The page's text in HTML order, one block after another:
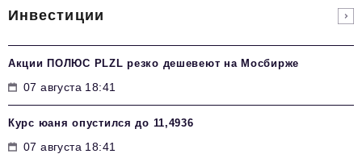
Инвестиции
Акции ПОЛЮС PLZL резко дешевеют на Мосбирже
07 августа 18:41
Курс юаня опустился до 11,4936
07 августа 18:41